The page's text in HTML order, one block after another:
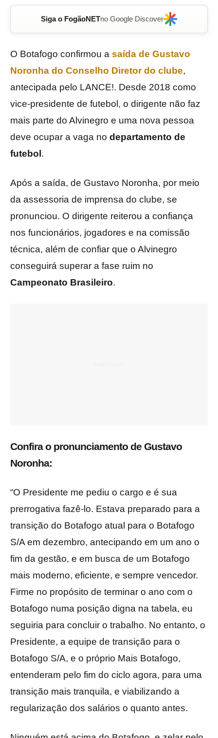
Siga o FogãoNETno Google Discover
O Botafogo confirmou a saída de Gustavo
Noronha do Conselho Diretordo clube,
antecipada pelo LANCE!. Desde 2018 como
vice-presidente de futebol, o dirigente não faz
mais parte do Alvinegro e uma nova pessoa
deve ocupar a vaga no departamento de
futebol .
Após a saída, de Gustavo Noronha, por meio
da assessoria de imprensa do clube, se
pronunciou. O dirigente reiterou a confiança
nos funcionários, jogadores e na comissão
técnica, além de confiar que o Alvinegro
conseguirá superar a fase ruim no
Campeonato Brasileiro.
Confira o pronunciamento de Gustavo
Noronha:
“O Presidente me pediu o cargo e é sua
prerrogativa fazê-lo. Estava preparado para a
transição do Botafogo atual para o Botafogo
S/A em dezembro, antecipando em um ano o
fim da gestão, e em busca de um Botafogo
mais moderno, eficiente, e sempre vencedor.
Firme no propósito de terminar o ano com o
Botafogo numa posição digna na tabela, eu
seguiria para concluir o trabalho. No entanto, o
Presidente, a equipe de transição para o
Botafogo S/A, e o próprio Mais Botafogo,
entenderam pelo fim do ciclo agora, para uma
transição mais tranquila, e viabilizando a
regularização dos salários o quanto antes.